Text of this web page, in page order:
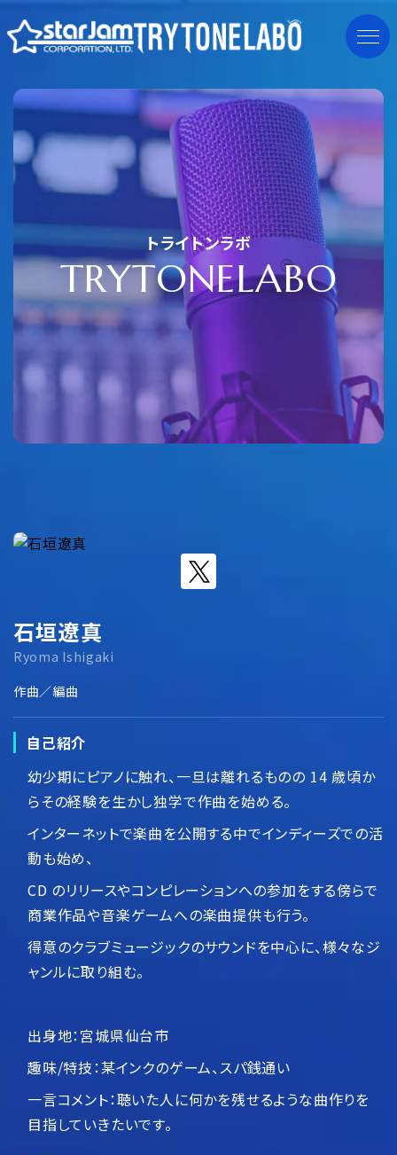
トライトンラボ
TRYTONELABO
石垣遼真
Ryoma Ishigaki
作曲／編曲
自己紹介
幼少期にピアノに触れ、一旦は離れるものの 14 歳頃か
らその経験を生かし独学で作曲を始める。
インターネットで楽曲を公開する中でインディーズでの活
動も始め、
CD のリリースやコンピレーションへの参加をする傍らで
商業作品や音楽ゲームへの楽曲提供も行う。
得意のクラブミュージックのサウンドを中心に、様々なジ
ャンルに取り組む。
出身地：宮城県仙台市
趣味/特技：某インクのゲーム、スパ銭通い
一言コメント：聴いた人に何かを残せるような曲作りを
目指していきたいです。